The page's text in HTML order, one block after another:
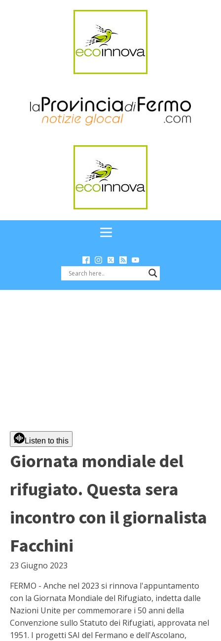
Listen to this
Giornata mondiale del
rifugiato. Questa sera
incontro con il giornalista
Facchini
23 Giugno 2023
FERMO - Anche nel 2023 si rinnova l'appuntamento
con la Giornata Mondiale del Rifugiato, indetta dalle
Nazioni Unite per commemorare i 50 anni della
Convenzione sullo Statuto dei Rifugiati, approvata nel
1951. I progetti SAI del Fermano e dell'Ascolano,